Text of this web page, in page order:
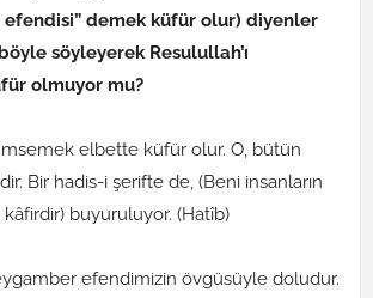
efendisi” demek küfür olur) diyenler
söyleyerek Resulullah’ı
olmuyor mu?
elbette küfür olur. O, bütün
Bir hadis-i şerifte de, (Beni insanların
buyuruluyor. (Hatîb)
efendimizin övgüsüyle doludur.